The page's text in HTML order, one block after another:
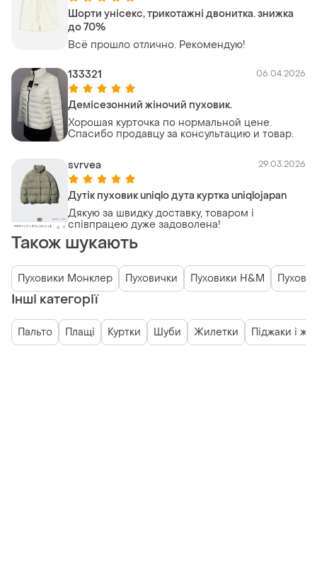
Шорти унісекс, трикотажні двонитка. знижка
до 70%
Всё прошло отлично. Рекомендую!
133321 06.04.2026
Демісезонний жіночий пуховик.
Хорошая курточка по нормальной цене.
Спасибо продавцу за консультацию и товар.
svrvea 29.03.2026
Дутік пуховик uniqlo дута куртка uniqlojapan
Дякую за швидку доставку, товаром і
співпрацею дуже задоволена!
Також шукають
Пуховики Монклер Пуховички Пуховики H&M
Інші категорії
Пальто Плащі Куртки Шуби Жилетки Піджаки і